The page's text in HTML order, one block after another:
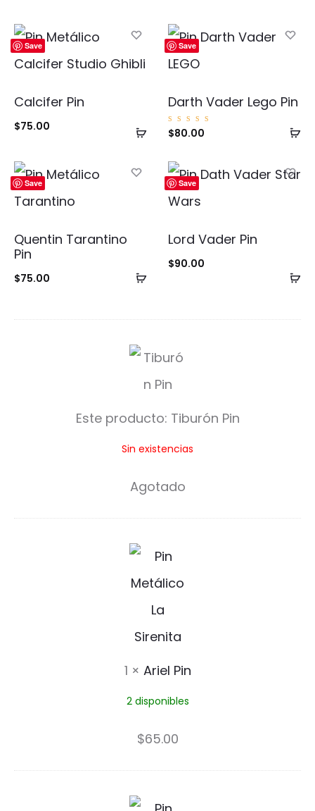
Save
Añadir
carrito
Calcifer Pin
$75.00
Save
Darth Vader Lego Pin
Valorad
o con
$80.00
Save
Añadir
carrito
Quentin Tarantino
Pin
$75.00
Save
Lord Vader Pin
$90.00
T
i
r
ó
n
Este producto: Tiburón Pin
Sin existencias
Agotado
A
r
i
e
i
n
1 × Ariel Pin
2 disponibles
$65.00
J